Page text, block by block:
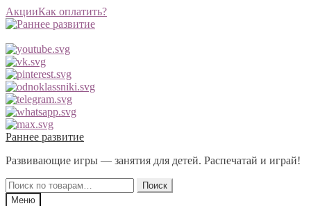
АкцииКак оплатить?
Перейти
навигации
Перейти
содержимому
Раннее развитие
Развивающие игры — занятия для детей. Распечатай и играй!
Искать:
Поиск
Меню